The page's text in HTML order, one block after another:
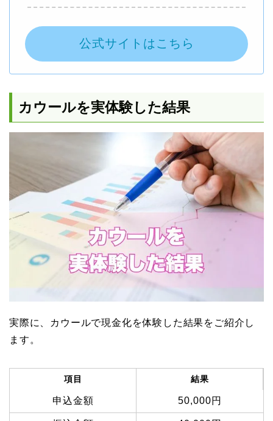
公式サイトはこちら
カウールを実体験した結果
実際に、カウールで現金化を体験した結果をご紹介し
ます。
項目 結果
申込金額 50,000円